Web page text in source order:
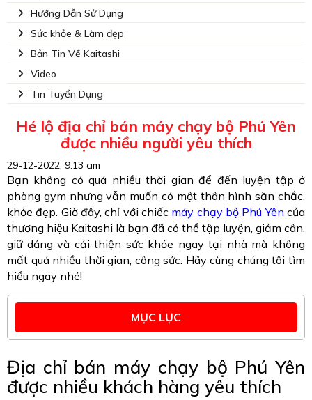
Hướng Dẫn Sử Dụng
Sức khỏe & Làm đẹp
Bản Tin Về Kaitashi
Video
Tin Tuyển Dụng
Hé lộ địa chỉ bán máy chạy bộ Phú Yên
được nhiều người yêu thích
29-12-2022, 9:13 am
Bạn không có quá nhiều thời gian để đến luyện tập ở
phòng gym nhưng vẫn muốn có một thân hình săn chắc,
khỏe đẹp. Giờ đây, chỉ với chiếc máy chạy bộ Phú Yên của
thương hiệu Kaitashi là bạn đã có thể tập luyện, giảm cân,
giữ dáng và cải thiện sức khỏe ngay tại nhà mà không
mất quá nhiều thời gian, công sức. Hãy cùng chúng tôi tìm
hiểu ngay nhé!
MỤC LỤC
Địa chỉ bán máy chạy bộ Phú Yên
được nhiều khách hàng yêu thích